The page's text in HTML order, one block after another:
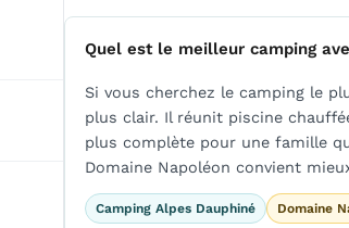
Quel est le meilleur camping
Si vous cherchez le camping le
plus clair. Il réunit piscine
plus complète pour une famille
Domaine Napoléon convient
Camping Alpes Dauphiné Domaine